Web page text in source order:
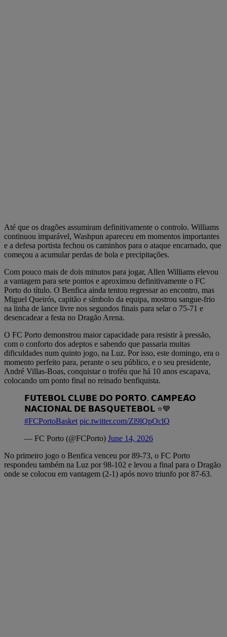
Até que os dragões assumiram definitivamente o controlo. Williams
continuou imparável, Washpun apareceu em momentos importantes
e a defesa portista fechou os caminhos para o ataque encarnado, que
começou a acumular perdas de bola e precipitações.
Com pouco mais de dois minutos para jogar, Allen Williams elevou
a vantagem para sete pontos e aproximou definitivamente o FC
Porto do título. O Benfica ainda tentou regressar ao encontro, mas
Miguel Queirós, capitão e símbolo da equipa, mostrou sangue-frio
na linha de lance livre nos segundos finais para selar o 75-71 e
desencadear a festa no Dragão Arena.
O FC Porto demonstrou maior capacidade para resistir à pressão,
com o conforto dos adeptos e sabendo que passaria muitas
dificuldades num quinto jogo, na Luz. Por isso, este domingo, era o
momento perfeito para, perante o seu público, e o seu presidente,
André Villas-Boas, conquistar o troféu que há 10 anos escapava,
colocando um ponto final no reinado benfiquista.
𝗙𝗨𝗧𝗘𝗕𝗢𝗟 𝗖𝗟𝗨𝗕𝗘 𝗗𝗢 𝗣𝗢𝗥𝗧𝗢. 𝗖𝗔𝗠𝗣𝗘𝗔̃𝗢
𝗡𝗔𝗖𝗜𝗢𝗡𝗔𝗟 𝗗𝗘 𝗕𝗔𝗦𝗤𝗨𝗘𝗧𝗘𝗕𝗢𝗟 ⭐️💙
#FCPortoBasket pic.twitter.com/Zl9lQpOclQ
— FC Porto (@FCPorto) June 14, 2026
No primeiro jogo o Benfica venceu por 89-73, o FC Porto
respondeu também na Luz por 98-102 e levou a final para o Dragão
onde se colocou em vantagem (2-1) após novo triunfo por 87-63.